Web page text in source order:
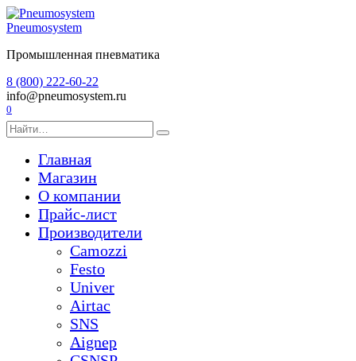
Перейти
к
Pneumosystem
Промышленная пневматика
8 (800) 222-60-22
info@pneumosystem.ru
0
Search
for:
Главная
Магазин
О компании
Прайс-лист
Производители
Camozzi
Festo
Univer
Airtac
SNS
Aignep